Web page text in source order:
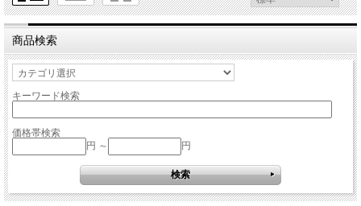
商品検索
キーワード検索
価格帯検索
円 ～
円